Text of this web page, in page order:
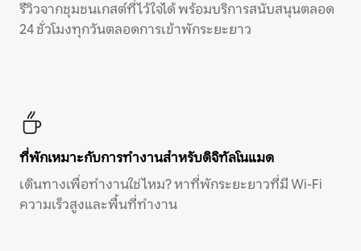
รีวิวจากชุมชนเกสต์ที่ไว้ใจได้ พร้อมบริการสนับสนุนตลอด
24 ชั่วโมงทุกวันตลอดการเข้าพักระยะยาว
ที่พักเหมาะกับการทำงานสำหรับดิจิทัลโนแมด
เดินทางเพื่อทำงานใช่ไหม? หาที่พักระยะยาวที่มี Wi-Fi
ความเร็วสูงและพื้นที่ทำงาน